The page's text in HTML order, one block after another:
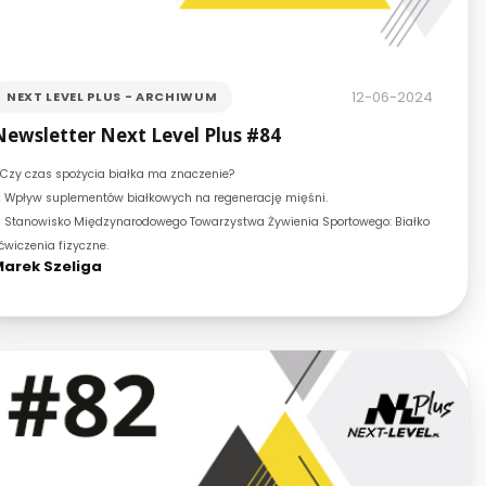
NEXT LEVEL PLUS - ARCHIWUM 12-06-2024
Next Level Plus #84
Czy czas spożycia białka ma znaczenie?
Wpływ suplementów białkowych na regenerację mięśni.
Stanowisko Międzynarodowego Towarzystwa Żywienia Sportowego: Białko
fizyczne.
Szeliga